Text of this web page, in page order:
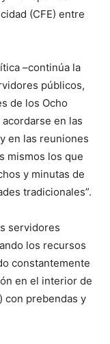
(CFE) entre
–continúa la
públicos,
de los Ocho
en las
en las reuniones
mismos los que
y minutas de
tradicionales”.
servidores
los recursos
constantemente
en el interior de
con prebendas y